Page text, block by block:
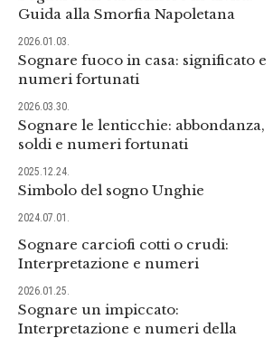
Guida alla Smorfia Napoletana
2026.01.03.
Sognare fuoco in casa: significato e
numeri fortunati
2026.03.30.
Sognare le lenticchie: abbondanza,
soldi e numeri fortunati
2025.12.24.
Simbolo del sogno Unghie
2024.07.01.
Sognare carciofi cotti o crudi:
Interpretazione e numeri
2026.01.25.
Sognare un impiccato:
Interpretazione e numeri della